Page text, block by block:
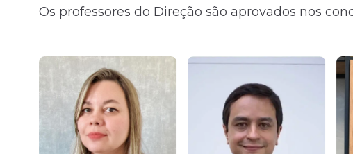
Os professores do Direção são aprovados nos